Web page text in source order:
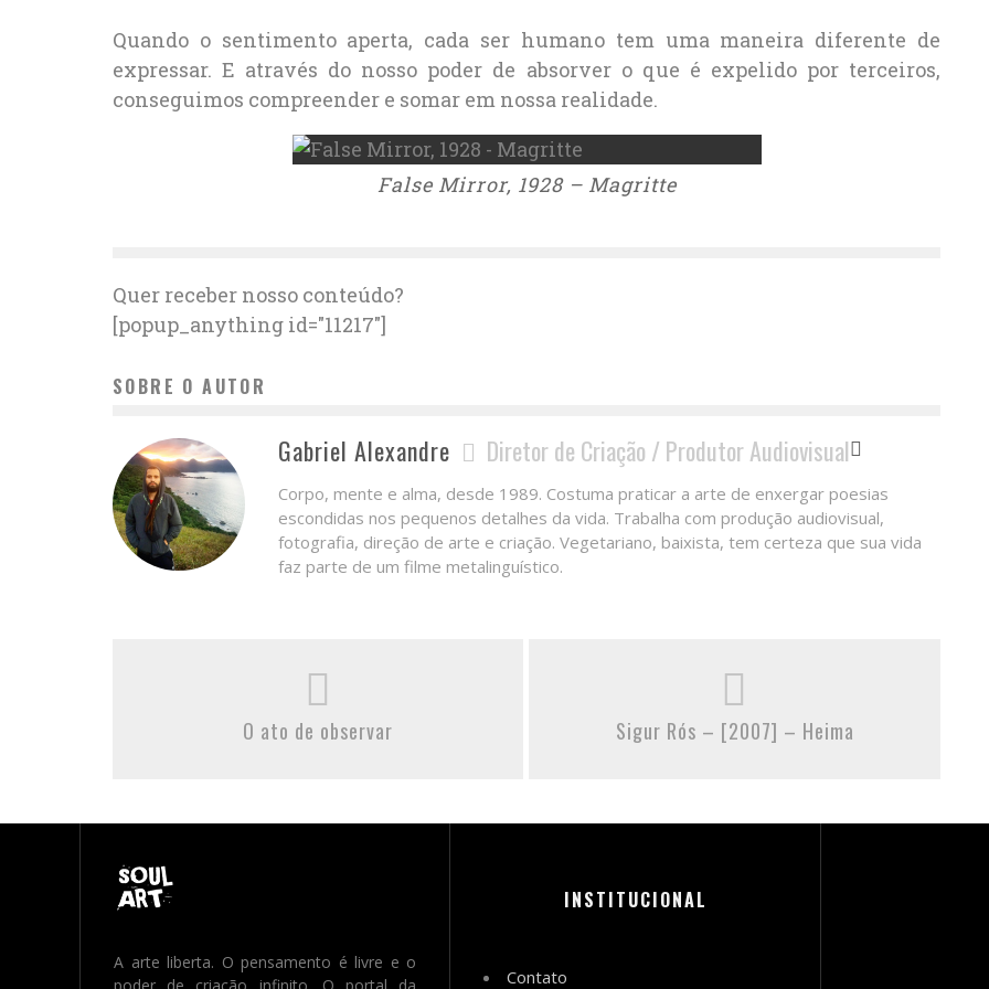
Quando o sentimento aperta, cada ser humano tem uma maneira diferente de
expressar. E através do nosso poder de absorver o que é expelido por terceiros,
conseguimos compreender e somar em nossa realidade.
False Mirror, 1928 – Magritte
Quer receber nosso conteúdo?
[popup_anything id="11217"]
SOBRE O AUTOR
Gabriel Alexandre Diretor de Criação / Produtor Audiovisual
Corpo, mente e alma, desde 1989. Costuma praticar a arte de enxergar poesias
escondidas nos pequenos detalhes da vida. Trabalha com produção audiovisual,
fotografia, direção de arte e criação. Vegetariano, baixista, tem certeza que sua vida
faz parte de um filme metalinguístico.
O ato de observar Sigur Rós – [2007] – Heima
A arte liberta. O pensamento é livre e o
INSTITUCIONAL
Contato